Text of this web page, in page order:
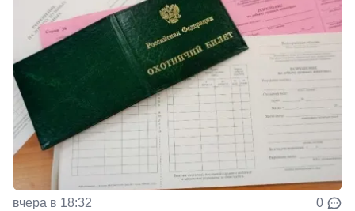
вчера в 18:32 0